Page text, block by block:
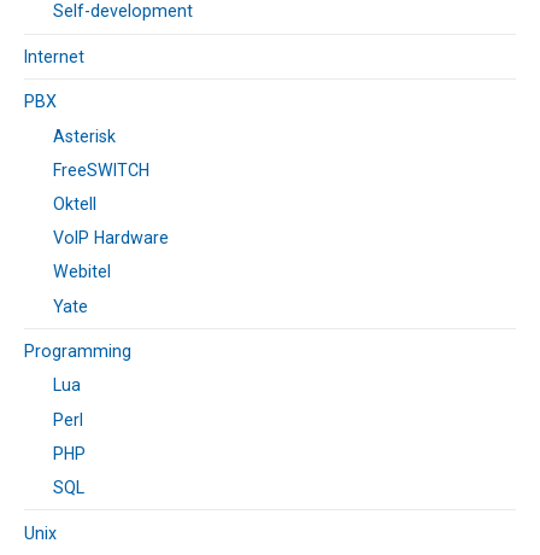
Self-development
Internet
PBX
Asterisk
FreeSWITCH
Oktell
VoIP Hardware
Webitel
Yate
Programming
Lua
Perl
PHP
SQL
Unix